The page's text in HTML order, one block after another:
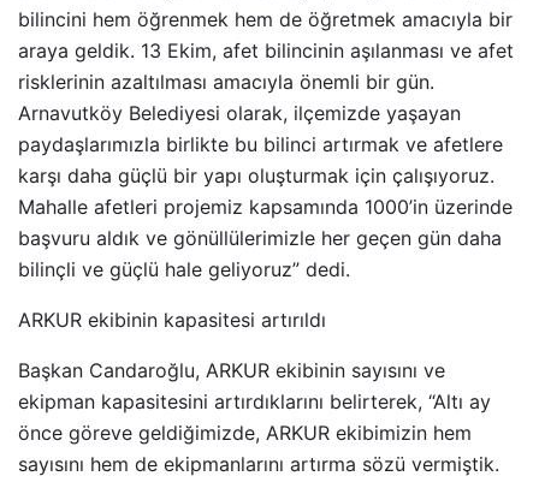
bilincini hem öğrenmek hem de öğretmek amacıyla bir
araya geldik. 13 Ekim, afet bilincinin aşılanması ve afet
risklerinin azaltılması amacıyla önemli bir gün.
Arnavutköy Belediyesi olarak, ilçemizde yaşayan
paydaşlarımızla birlikte bu bilinci artırmak ve afetlere
karşı daha güçlü bir yapı oluşturmak için çalışıyoruz.
Mahalle afetleri projemiz kapsamında 1000’in üzerinde
başvuru aldık ve gönüllülerimizle her geçen gün daha
bilinçli ve güçlü hale geliyoruz” dedi.
ARKUR ekibinin kapasitesi artırıldı
Başkan Candaroğlu, ARKUR ekibinin sayısını ve
ekipman kapasitesini artırdıklarını belirterek, “Altı ay
önce göreve geldiğimizde, ARKUR ekibimizin hem
sayısını hem de ekipmanlarını artırma sözü vermiştik.